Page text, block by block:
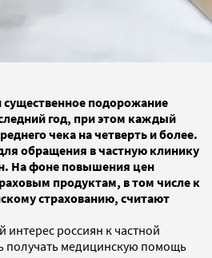
подорожание
год, при этом каждый
чека на четверть и более.
обращения в частную клинику
На фоне повышения цен
продуктам, в том числе к
страхованию, считают
интерес россиян к частной
получать медицинскую помощь